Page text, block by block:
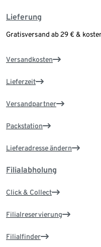
Lieferung
Gratisversand ab 29 € &
Versandkosten
Lieferzeit
Versandpartner
Packstation
Lieferadresse ändern
Filialabholung
Click & Collect
Filialreservierung
Filialfinder